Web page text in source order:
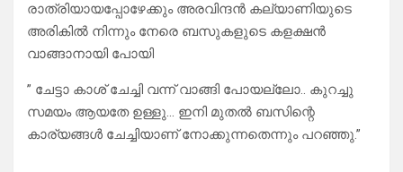
രാത്രിയായപ്പോഴേക്കും അരവിന്ദൻ കല്യാണിയുടെ
അരികിൽ നിന്നും നേരെ ബസുകളുടെ കളക്ഷൻ
വാങ്ങാനായി പോയി
” ചേട്ടാ കാശ് ചേച്ചി വന്ന് വാങ്ങി പോയല്ലോ.. കുറച്ചു
സമയം ആയതേ ഉള്ളു… ഇനി മുതൽ ബസിന്റെ
കാര്യങ്ങൾ ചേച്ചിയാണ് നോക്കുന്നതെന്നും പറഞ്ഞു.”